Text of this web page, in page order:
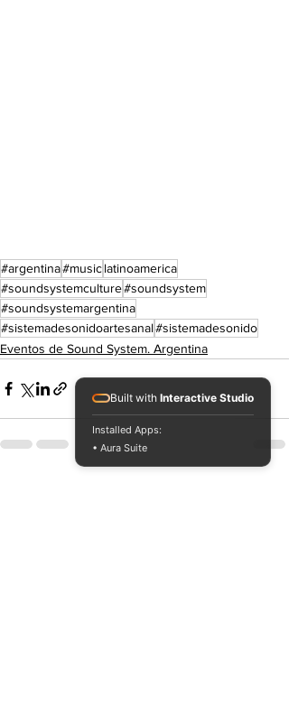
#argentina#musiclatinoamerica
#soundsystemculture#soundsystem
#soundsystemargentina
#sistemadesonidoartesanal#sistemadesonido
Eventos de Sound System. Argentina
Built with Interactive Studio
Installed Apps:
• Aura Suite